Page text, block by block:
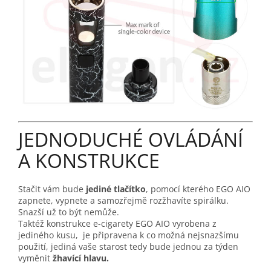
JEDNODUCHÉ OVLÁDÁNÍ
A KONSTRUKCE
Stačit vám bude jediné tlačítko, pomocí kterého EGO AIO
zapnete, vypnete a samozřejmě rozžhavíte spirálku.
Snazší už to být nemůže.
Taktéž konstrukce e-cigarety EGO AIO vyrobena z
jediného kusu, je připravena k co možná nejsnazšímu
použití, jediná vaše starost tedy bude jednou za týden
vyměnit žhavící hlavu.